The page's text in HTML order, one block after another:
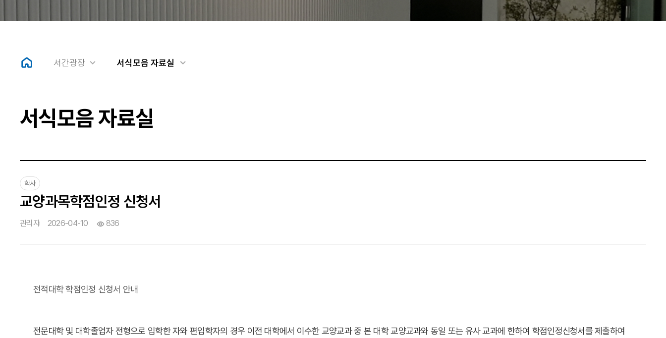
서간광장 서식모음 자료실
서식모음 자료실
학사
교양과목학점인정 신청서
관리자 2026-04-10 836
전적대학 학점인정 신청서 안내
전문대학 및 대학졸업자 전형으로 입학한 자와 편입학자의 경우 이전 대학에서 이수한 교양교과 중 본 대학 교양교과와 동일 또는 유사 교과에 한하여 학점인정신청서를 제출하여